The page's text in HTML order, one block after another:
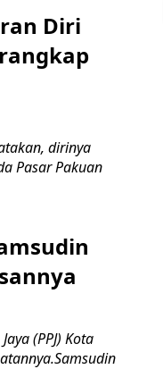
Diri
dirinya
Pasar Pakuan
(PPJ) Kota